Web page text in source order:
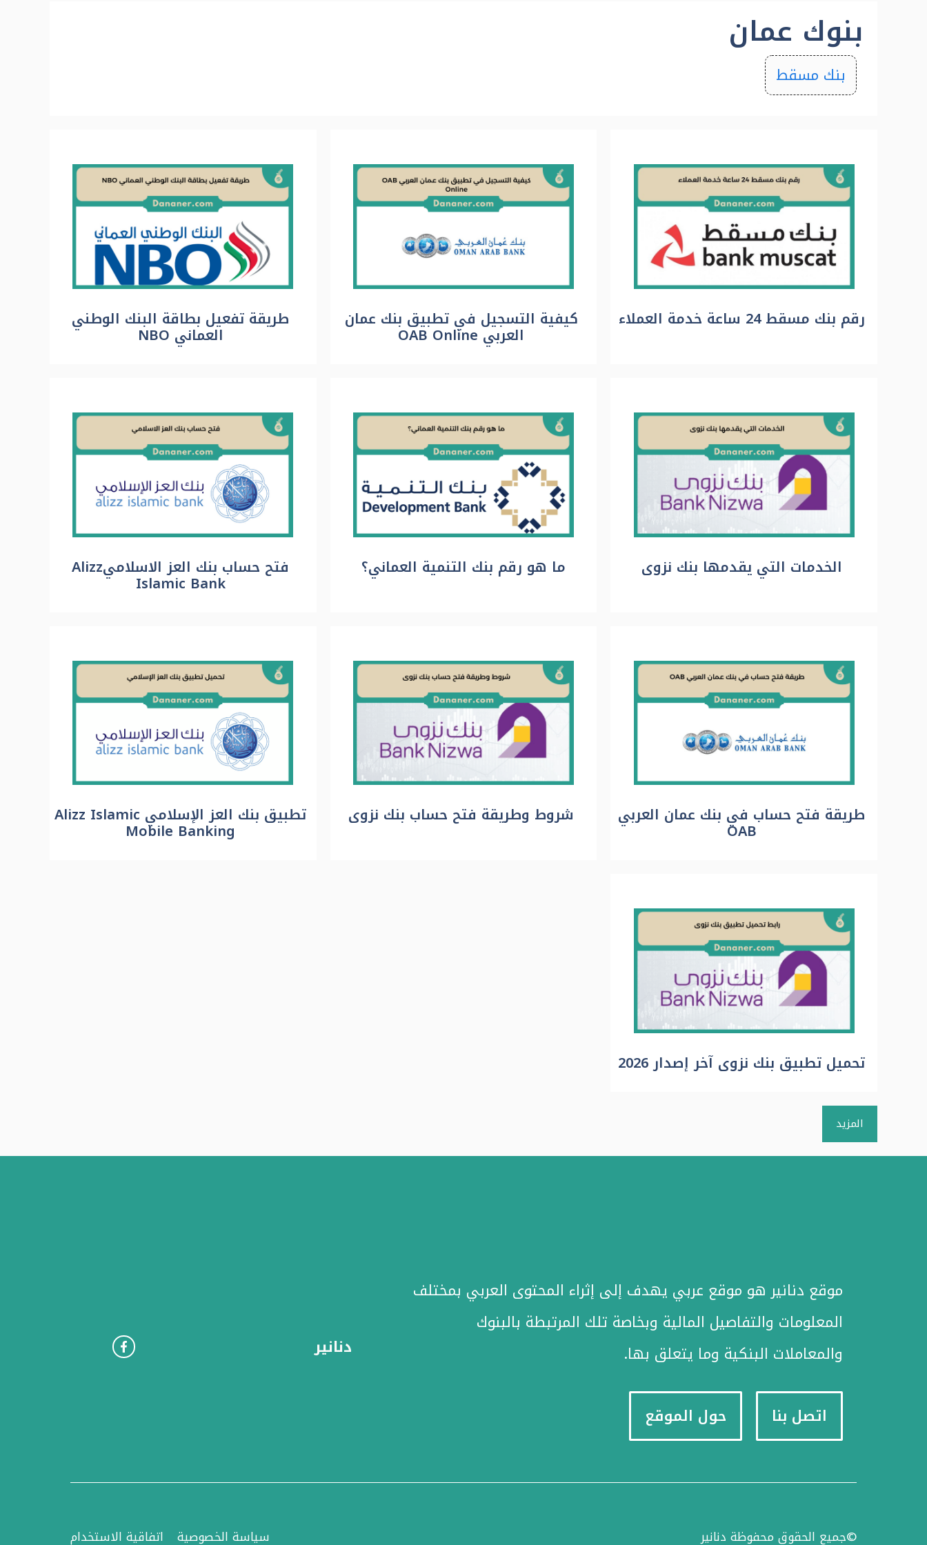
بنوك عمان
بنك مسقط
رقم بنك مسقط 24 ساعة خدمة العملاء كيفية التسجيل في تطبيق بنك عمان
العربي OAB Online
طريقة تفعيل بطاقة البنك الوطني
العماني NBO
الخدمات التي يقدمها بنك نزوى ما هو رقم بنك التنمية العماني؟ فتح حساب بنك العز الاسلاميAlizz
Islamic Bank
طريقة فتح حساب في بنك عمان العربي
OAB
شروط وطريقة فتح حساب بنك نزوى تطبيق بنك العز الإسلامي Alizz Islamic
Mobile Banking
تحميل تطبيق بنك نزوى آخر إصدار 2026
المزيد
موقع دنانير هو موقع عربي يهدف إلى إثراء المحتوى العربي بمختلف
المعلومات والتفاصيل المالية وبخاصة تلك المرتبطة بالبنوك
والمعاملات البنكية وما يتعلق بها.
اتصل بنا حول الموقع
دنانير
©جميع الحقوق محفوظة دنانير سياسة الخصوصية اتفاقية الاستخدام